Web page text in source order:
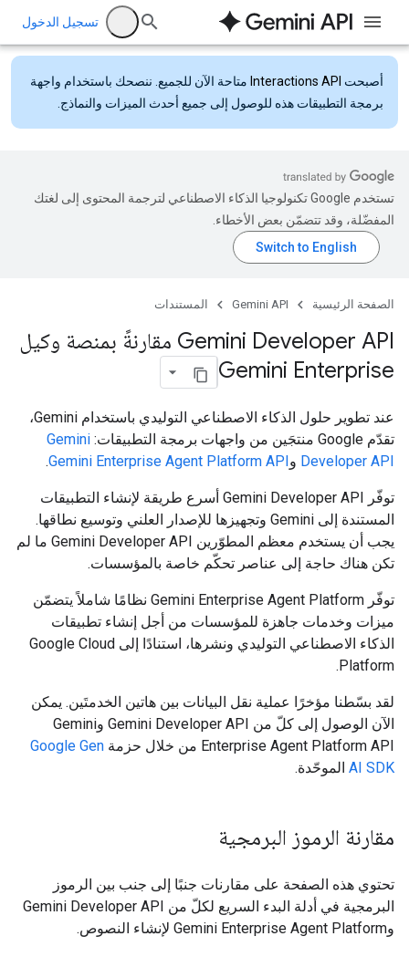
تسجيل الدخول
أصبحت Interactions API متاحة الآن للجميع. ننصحك باستخدام واجهة
برمجة التطبيقات هذه للوصول إلى جميع أحدث الميزات والنماذج.
تستخدم Google تكنولوجيا الذكاء الاصطناعي لترجمة المحتوى إلى لغتك
المفضّلة، وقد تتضمّن بعض الأخطاء.
الصفحة الرئيسية Gemini API المستندات
‫Gemini Developer API مقارنةً بمنصة وكيل
Gemini Enterprise
عند تطوير حلول الذكاء الاصطناعي التوليدي باستخدام Gemini،
تقدّم Google منتجَين من واجهات برمجة التطبيقات:
Gemini
Developer API وGemini Enterprise Agent Platform API
.
توفّر Gemini Developer API أسرع طريقة لإنشاء التطبيقات
المستندة إلى Gemini وتجهيزها للإصدار العلني وتوسيع نطاقها.
يجب أن يستخدم معظم المطوّرين Gemini Developer API ما لم
تكن هناك حاجة إلى عناصر تحكّم خاصة بالمؤسسات.
توفّر Gemini Enterprise Agent Platform نظامًا شاملاً يتضمّن
ميزات وخدمات جاهزة للمؤسسات من أجل إنشاء تطبيقات
الذكاء الاصطناعي التوليدي ونشرها، استنادًا إلى Google Cloud
Platform.
لقد بسّطنا مؤخرًا عملية نقل البيانات بين هاتين الخدمتَين. يمكن
الآن الوصول إلى كلّ من Gemini Developer API وGemini
Enterprise Agent Platform API من خلال حزمة
Google Gen
AI SDK الموحّدة.
مقارنة الرموز البرمجية
تحتوي هذه الصفحة على مقارنات جنبًا إلى جنب بين الرموز
البرمجية في أدلة البدء السريع لكلّ من Gemini Developer API
وGemini Enterprise Agent Platform لإنشاء النصوص.